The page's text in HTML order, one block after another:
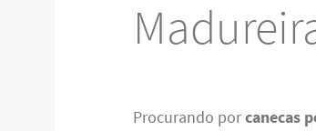
Procurando porcanecas